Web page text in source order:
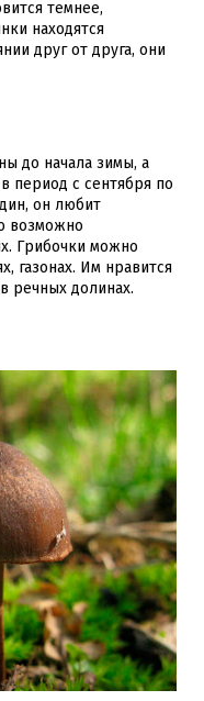
темнее,
находятся
друг от друга, они
до начала зимы, а
период с сентября по
он любит
возможно
Грибочки можно
газонах. Им нравится
речных долинах.